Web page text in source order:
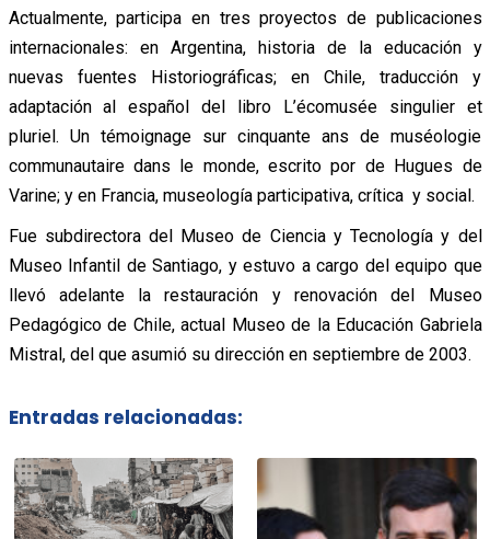
Actualmente, participa en tres proyectos de publicaciones
internacionales: en Argentina, historia de la educación y
nuevas fuentes Historiográficas; en Chile, traducción y
adaptación al español del libro L’écomusée singulier et
pluriel. Un témoignage sur cinquante ans de muséologie
communautaire dans le monde, escrito por de Hugues de
Varine; y en Francia, museología participativa, crítica y social.
Fue subdirectora del Museo de Ciencia y Tecnología y del
Museo Infantil de Santiago, y estuvo a cargo del equipo que
llevó adelante la restauración y renovación del Museo
Pedagógico de Chile, actual Museo de la Educación Gabriela
Mistral, del que asumió su dirección en septiembre de 2003.
Entradas relacionadas: